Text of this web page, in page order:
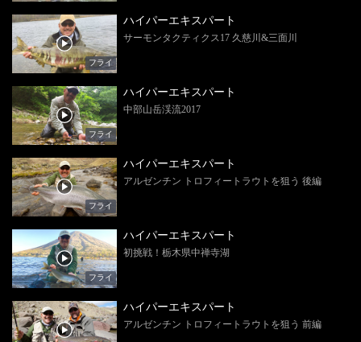
フライ
ハイパーエキスパート
サーモンタクティクス17 久慈川&三面川
フライ
ハイパーエキスパート
中部山岳渓流2017
フライ
ハイパーエキスパート
アルゼンチン トロフィートラウトを狙う 後編
フライ
ハイパーエキスパート
初挑戦！栃木県中禅寺湖
ハイパーエキスパート
アルゼンチン トロフィートラウトを狙う 前編